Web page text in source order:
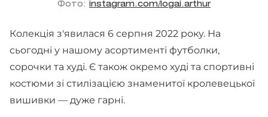
Фото: instagram.com/logai.arthur
Колекція з'явилася 6 серпня 2022 року. На
сьогодні у нашому асортименті футболки,
сорочки та худі. Є також окремо худі та спортивні
костюми зі стилізацією знаменитої кролевецької
вишивки — дуже гарні.